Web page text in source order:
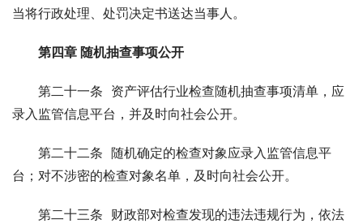
当将行政处理、处罚决定书送达当事人。
第四章 随机抽查事项公开
第二十一条  资产评估行业检查随机抽查事项清单，应
录入监管信息平台，并及时向社会公开。
第二十二条  随机确定的检查对象应录入监管信息平
台；对不涉密的检查对象名单，及时向社会公开。
第二十三条  财政部对检查发现的违法违规行为，依法